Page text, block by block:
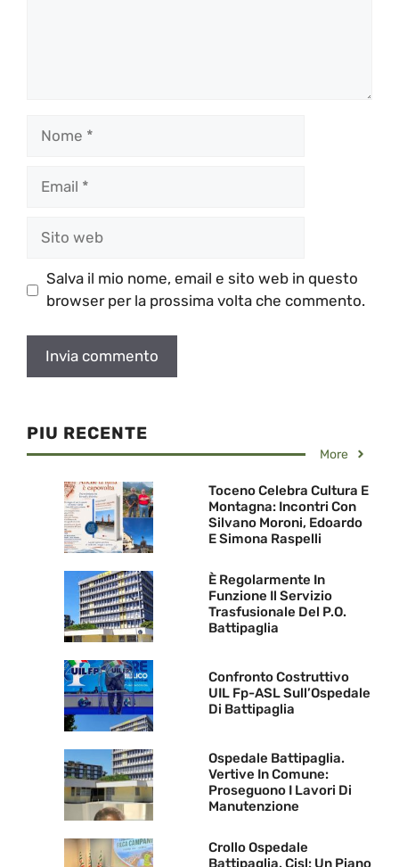
Salva il mio nome, email e sito web in questo
browser per la prossima volta che commento.
PIU RECENTE
More
Toceno Celebra Cultura E
Montagna: Incontri Con
Silvano Moroni, Edoardo
E Simona Raspelli
È Regolarmente In
Funzione Il Servizio
Trasfusionale Del P.O.
Battipaglia
Confronto Costruttivo
UIL Fp-ASL Sull’Ospedale
Di Battipaglia
Ospedale Battipaglia.
Vertive In Comune:
Proseguono I Lavori Di
Manutenzione
Crollo Ospedale
Battipaglia. Cisl: Un Piano